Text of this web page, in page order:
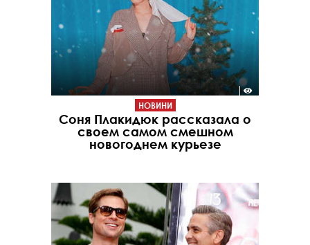
НОВИНИ
Соня Плакидюк рассказала о
своем самом смешном
новогоднем курьезе